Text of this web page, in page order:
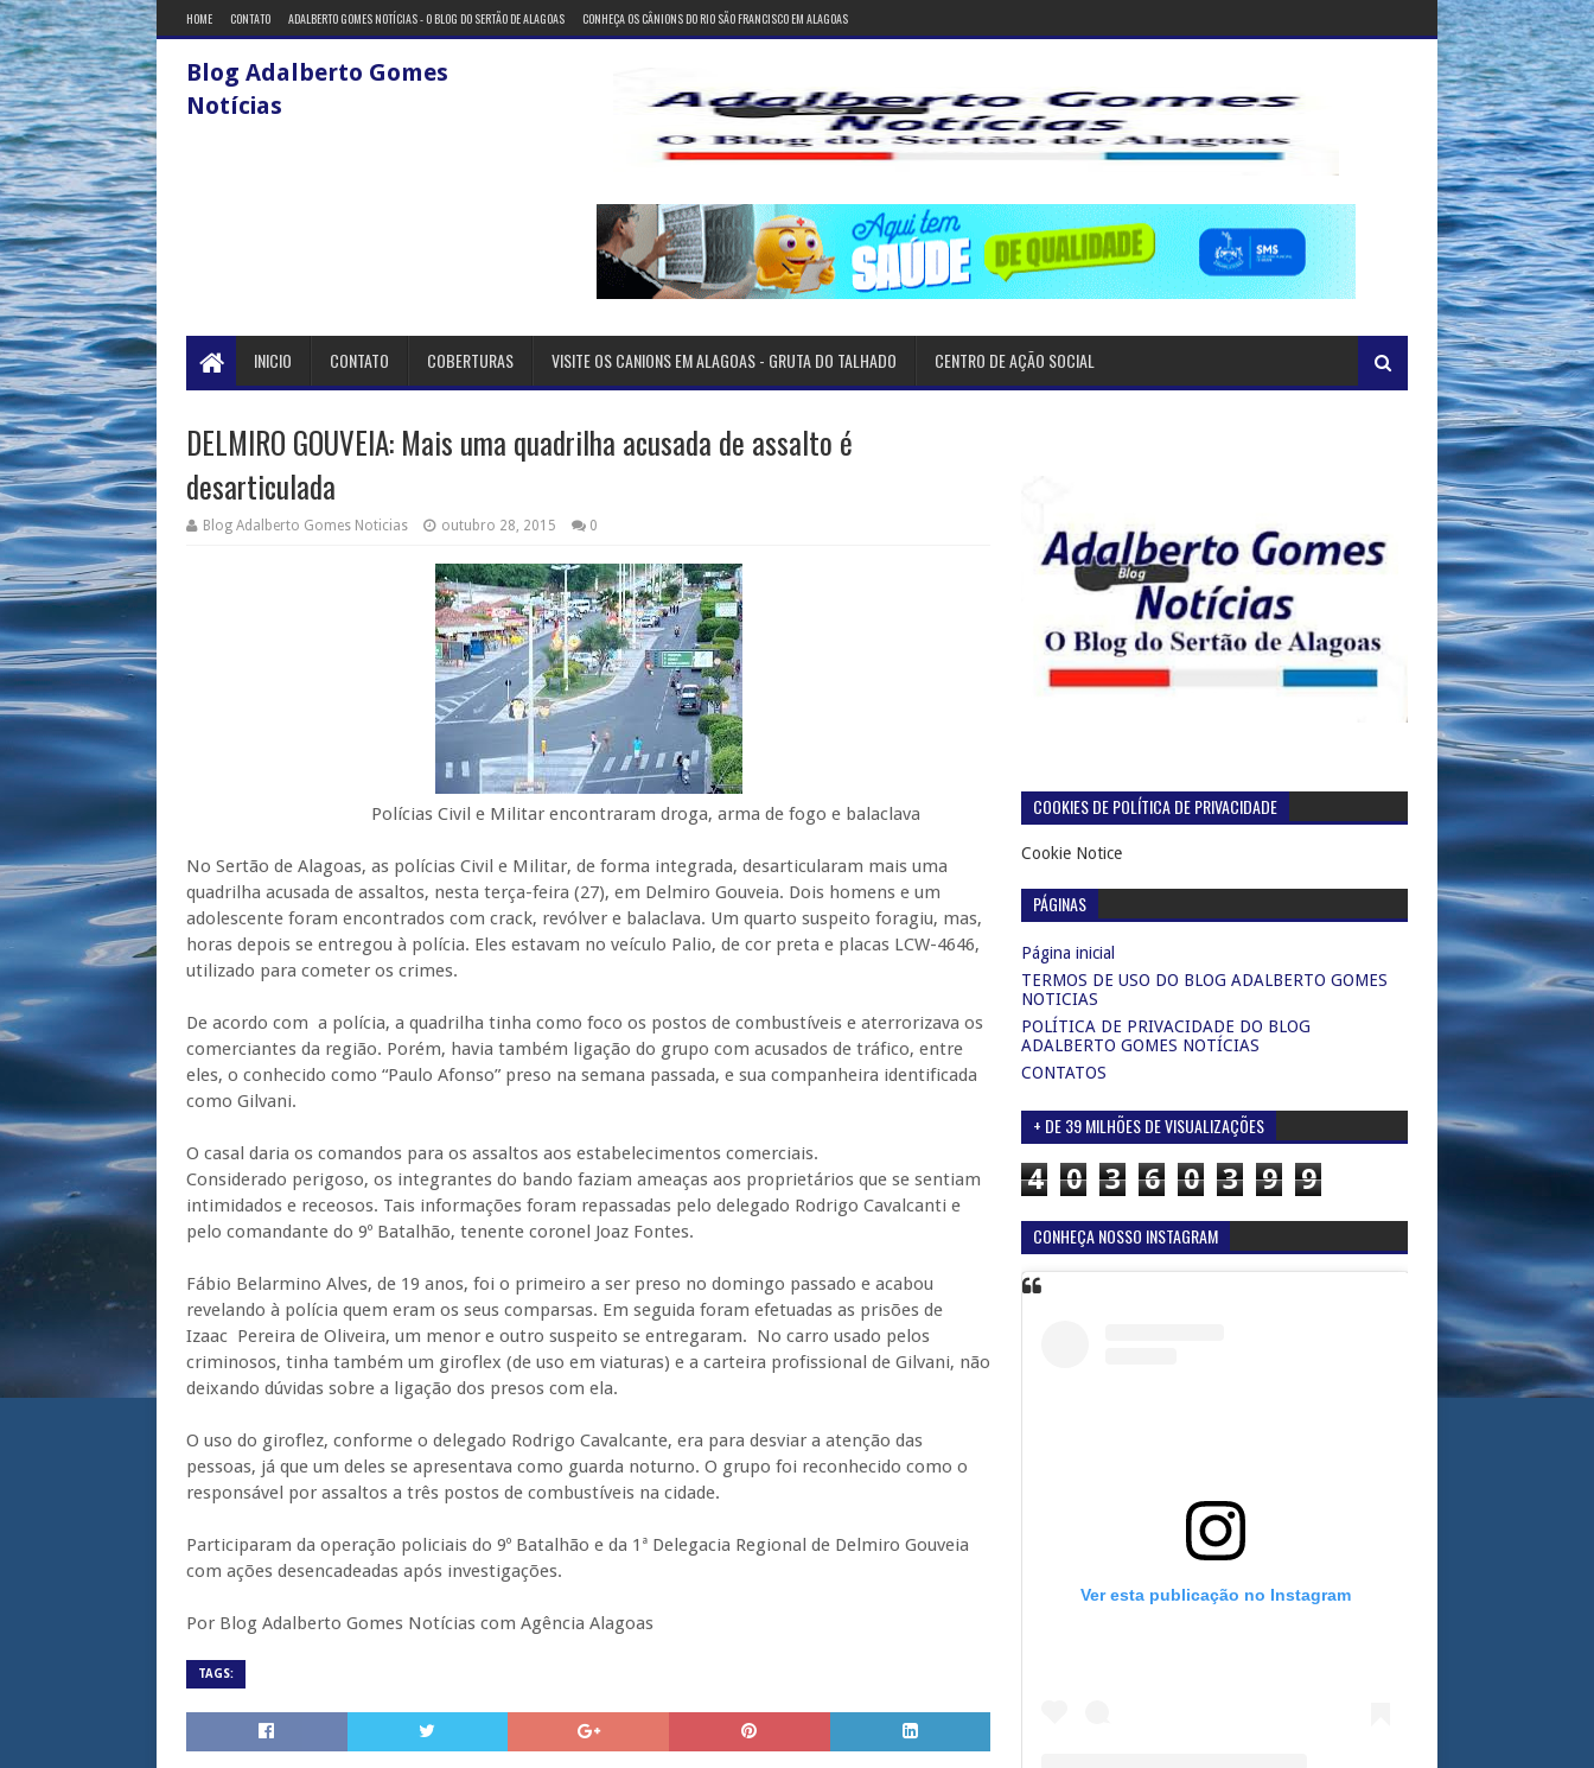
HOME CONTATO ADALBERTO GOMES NOTÍCIAS - O BLOG DO SERTÃO DE ALAGOAS CONHEÇA OS CÂNIONS DO RIO SÃO FRANCISCO EM ALAGOAS
Blog Adalberto Gomes
Notícias
INICIO CONTATO COBERTURAS VISITE OS CANIONS EM ALAGOAS - GRUTA DO TALHADO CENTRO DE AÇÃO SOCIAL
DELMIRO GOUVEIA: Mais uma quadrilha acusada de assalto é
desarticulada
Blog Adalberto Gomes Noticias outubro 28, 2015 0
Polícias Civil e Militar encontraram droga, arma de fogo e balaclava
No Sertão de Alagoas, as polícias Civil e Militar, de forma integrada, desarticularam mais uma
quadrilha acusada de assaltos, nesta terça-feira (27), em Delmiro Gouveia. Dois homens e um
adolescente foram encontrados com crack, revólver e balaclava. Um quarto suspeito foragiu, mas,
horas depois se entregou à polícia. Eles estavam no veículo Palio, de cor preta e placas LCW-4646,
utilizado para cometer os crimes.
De acordo com a polícia, a quadrilha tinha como foco os postos de combustíveis e aterrorizava os
comerciantes da região. Porém, havia também ligação do grupo com acusados de tráfico, entre
eles, o conhecido como “Paulo Afonso” preso na semana passada, e sua companheira identificada
como Gilvani.
O casal daria os comandos para os assaltos aos estabelecimentos comerciais.
Considerado perigoso, os integrantes do bando faziam ameaças aos proprietários que se sentiam
intimidados e receosos. Tais informações foram repassadas pelo delegado Rodrigo Cavalcanti e
pelo comandante do 9º Batalhão, tenente coronel Joaz Fontes.
Fábio Belarmino Alves, de 19 anos, foi o primeiro a ser preso no domingo passado e acabou
revelando à polícia quem eram os seus comparsas. Em seguida foram efetuadas as prisões de
Izaac Pereira de Oliveira, um menor e outro suspeito se entregaram. No carro usado pelos
criminosos, tinha também um giroflex (de uso em viaturas) e a carteira profissional de Gilvani, não
deixando dúvidas sobre a ligação dos presos com ela.
O uso do giroflez, conforme o delegado Rodrigo Cavalcante, era para desviar a atenção das
pessoas, já que um deles se apresentava como guarda noturno. O grupo foi reconhecido como o
responsável por assaltos a três postos de combustíveis na cidade.
Participaram da operação policiais do 9º Batalhão e da 1ª Delegacia Regional de Delmiro Gouveia
com ações desencadeadas após investigações.
Por Blog Adalberto Gomes Notícias com Agência Alagoas
TAGS:
COOKIES DE POLÍTICA DE PRIVACIDADE
Cookie Notice
PÁGINAS
Página inicial
TERMOS DE USO DO BLOG ADALBERTO GOMES
NOTICIAS
POLÍTICA DE PRIVACIDADE DO BLOG
ADALBERTO GOMES NOTÍCIAS
CONTATOS
+ DE 39 MILHÕES DE VISUALIZAÇÕES
4 0 3 6 0 3 9 9
CONHEÇA NOSSO INSTAGRAM
Ver esta publicação no Instagram